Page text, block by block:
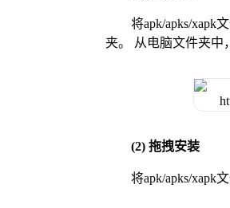
将apk/apks/xapk
夹。 从电脑文件夹中
(2) 拖拽安装
将apk/apks/xapk